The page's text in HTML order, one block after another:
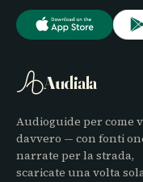
Audiala
Audioguide per come
davvero — con fonti
narrate per la strada,
scaricate una volta